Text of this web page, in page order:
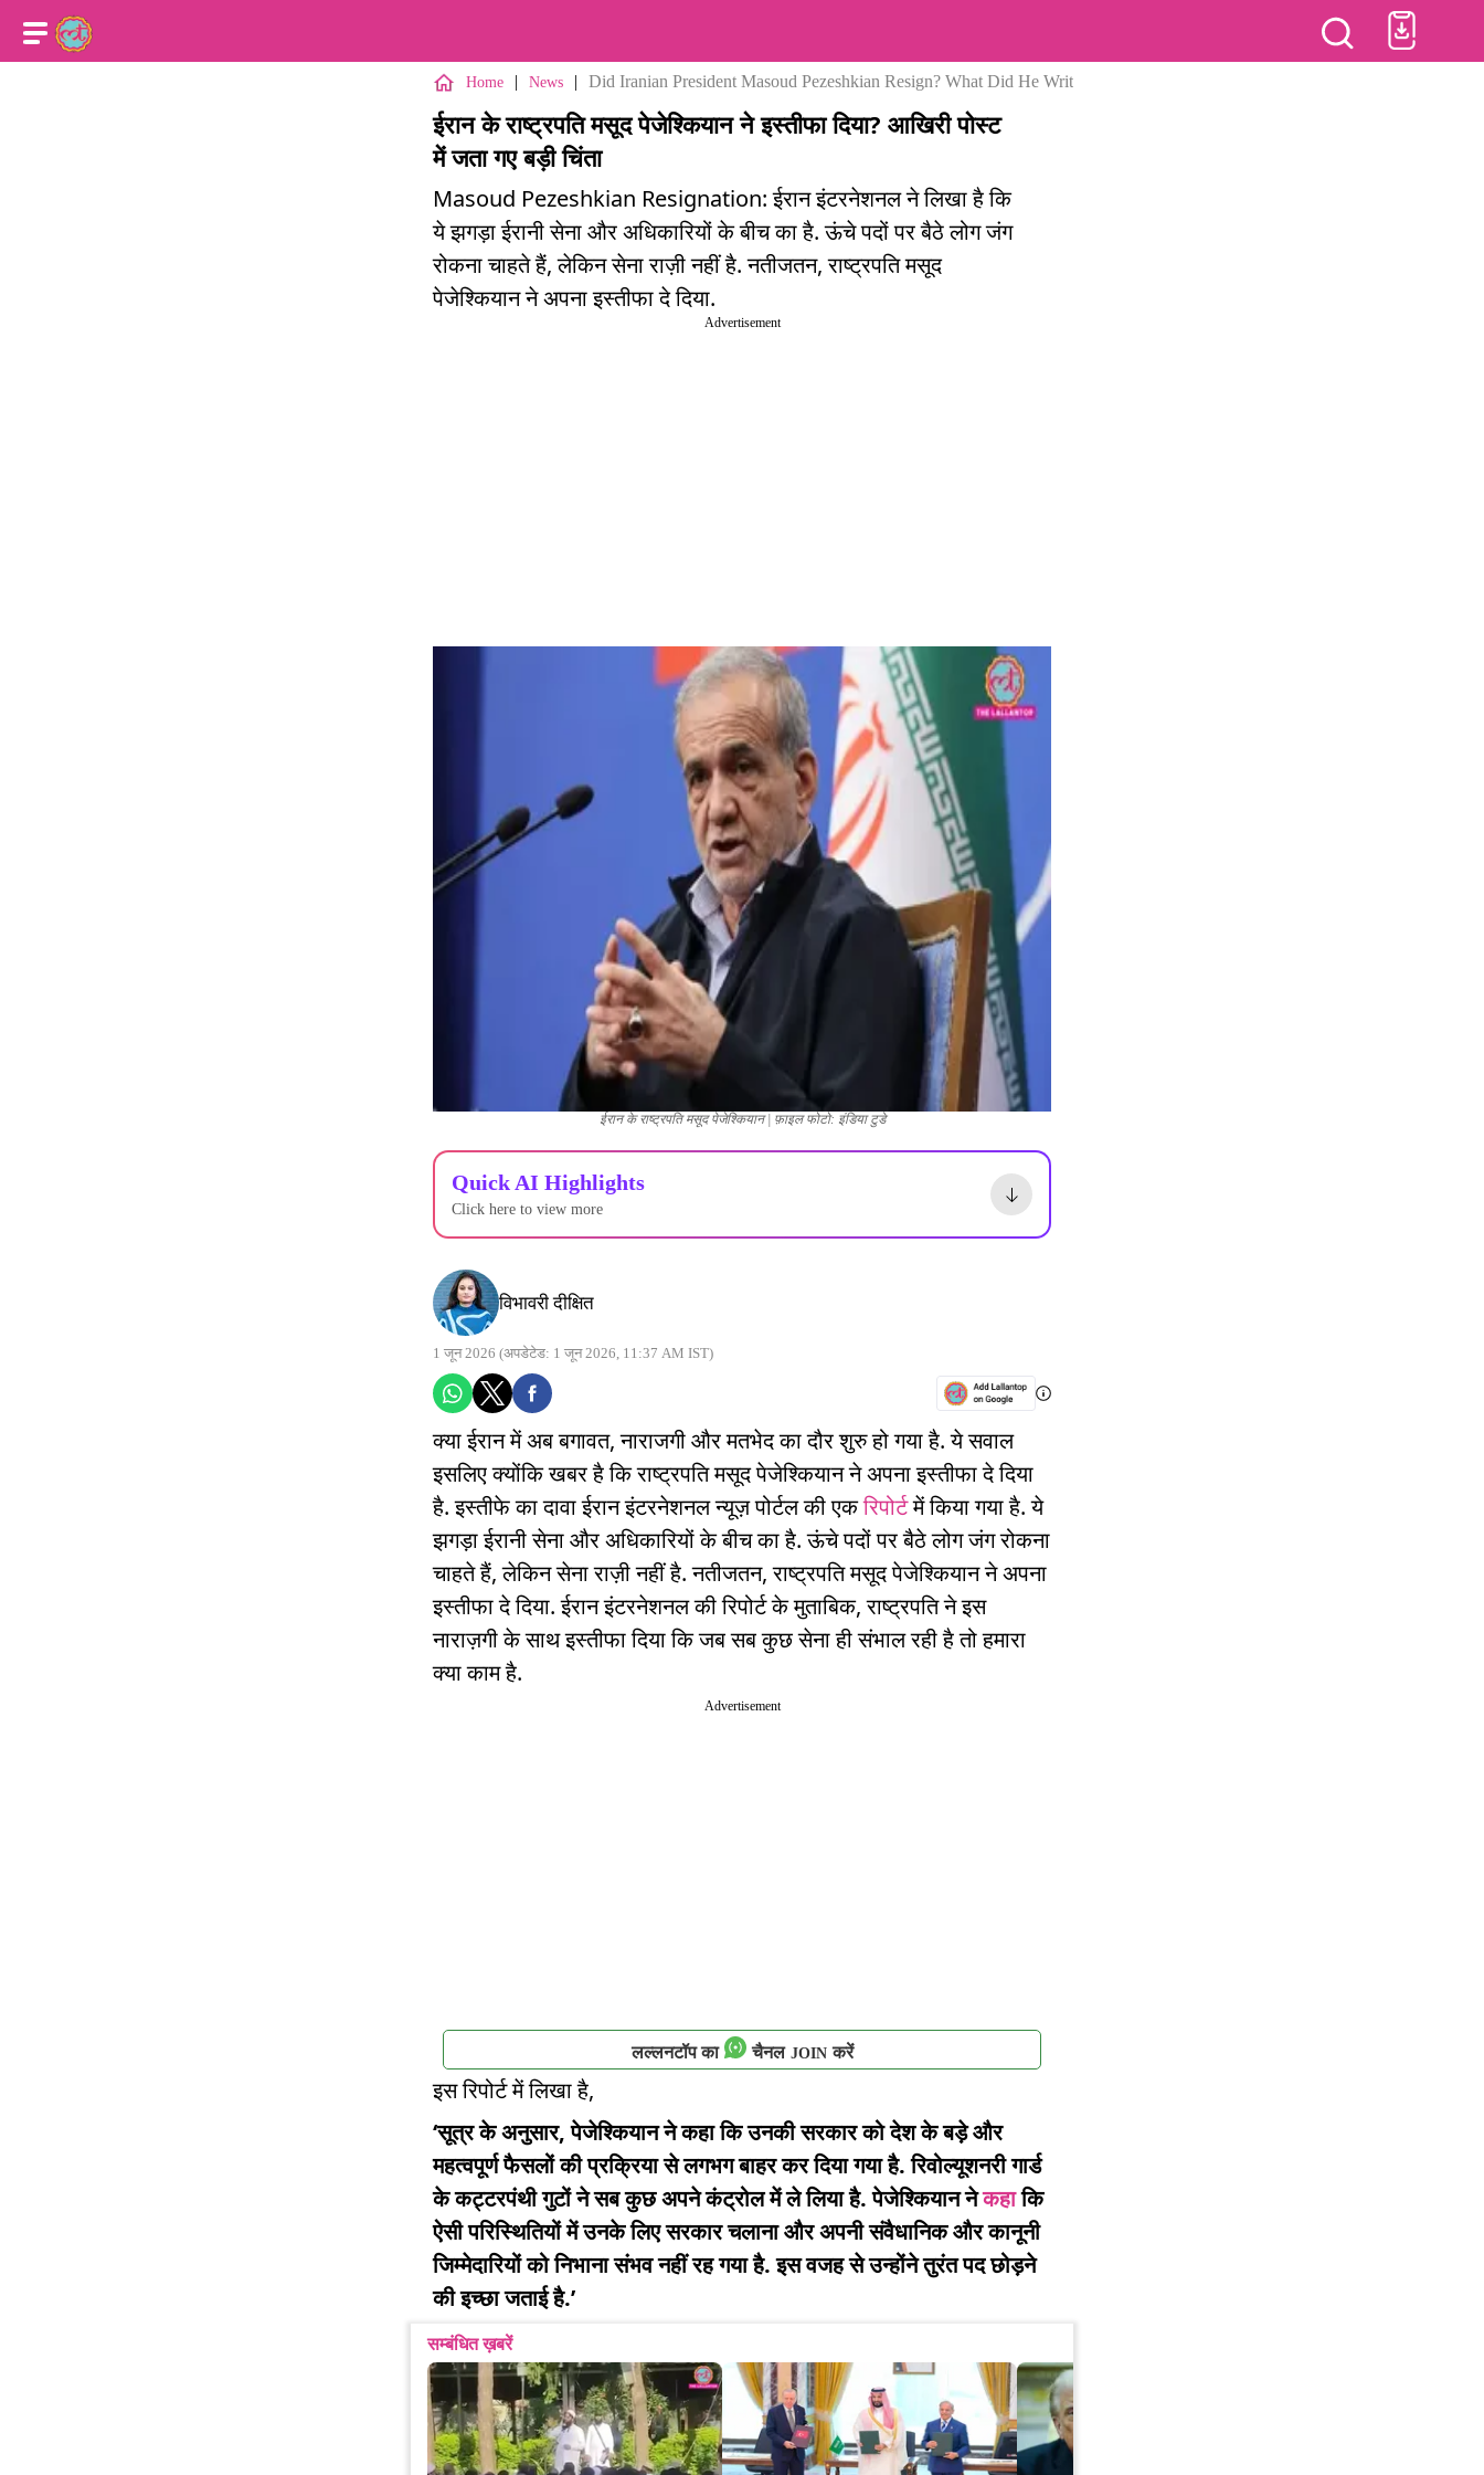
Home | News | Did Iranian President Masoud Pezeshkian Resign? What Did He Write in His Final Post?
ईरान के राष्ट्रपति मसूद पेजेश्कियान ने इस्तीफा दिया? आखिरी पोस्ट
में जता गए बड़ी चिंता
Masoud Pezeshkian Resignation: ईरान इंटरनेशनल ने लिखा है कि
ये झगड़ा ईरानी सेना और अधिकारियों के बीच का है. ऊंचे पदों पर बैठे लोग जंग
रोकना चाहते हैं, लेकिन सेना राज़ी नहीं है. नतीजतन, राष्ट्रपति मसूद
पेजेश्कियान ने अपना इस्तीफा दे दिया.
Advertisement
ईरान के राष्ट्रपति मसूद पेजेश्कियान | फ़ाइल फोटो: इंडिया टुडे
Quick AI Highlights
Click here to view more
विभावरी दीक्षित
1 जून 2026 (अपडेटेड: 1 जून 2026, 11:37 AM IST)
क्या ईरान में अब बगावत, नाराजगी और मतभेद का दौर शुरु हो गया है. ये सवाल
इसलिए क्योंकि खबर है कि राष्ट्रपति मसूद पेजेश्कियान ने अपना इस्तीफा दे दिया
है. इस्तीफे का दावा ईरान इंटरनेशनल न्यूज़ पोर्टल की एकरिपोर्टमें किया गया है. ये
झगड़ा ईरानी सेना और अधिकारियों के बीच का है. ऊंचे पदों पर बैठे लोग जंग रोकना
चाहते हैं, लेकिन सेना राज़ी नहीं है. नतीजतन, राष्ट्रपति मसूद पेजेश्कियान ने अपना
इस्तीफा दे दिया. ईरान इंटरनेशनल की रिपोर्ट के मुताबिक, राष्ट्रपति ने इस
नाराज़गी के साथ इस्तीफा दिया कि जब सब कुछ सेना ही संभाल रही है तो हमारा
क्या काम है.
Advertisement
लल्लनटॉप का चैनल JOIN करें
इस रिपोर्ट में लिखा है,
‘सूत्र के अनुसार, पेजेश्कियान ने कहा कि उनकी सरकार को देश के बड़े और
महत्वपूर्ण फैसलों की प्रक्रिया से लगभग बाहर कर दिया गया है. रिवोल्यूशनरी गार्ड
के कट्टरपंथी गुटों ने सब कुछ अपने कंट्रोल में ले लिया है. पेजेश्कियान नेकहाकि
ऐसी परिस्थितियों में उनके लिए सरकार चलाना और अपनी संवैधानिक और कानूनी
जिम्मेदारियों को निभाना संभव नहीं रह गया है. इस वजह से उन्होंने तुरंत पद छोड़ने
की इच्छा जताई है.’
सम्बंधित ख़बरें